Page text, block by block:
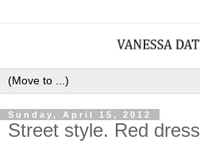
Sunday, April 15, 2012
Street style. Red dress